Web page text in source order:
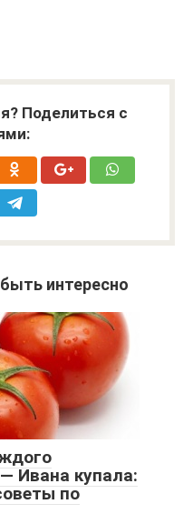
Поделиться с
интересно
Ивана купала:
по